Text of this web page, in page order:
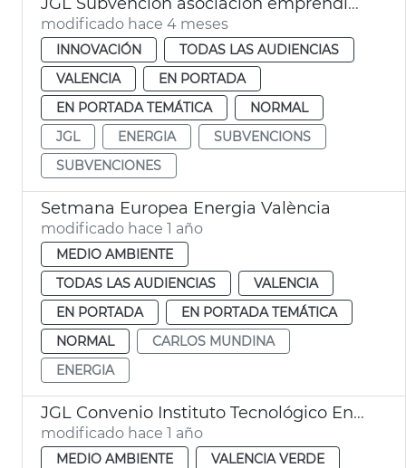
modificado hace 4 meses
INNOVACIÓN
TODAS LAS AUDIENCIAS
VALENCIA
EN PORTADA
EN PORTADA TEMÁTICA
NORMAL
JGL
ENERGIA
SUBVENCIONS
SUBVENCIONES
Setmana Europea Energia València
modificado hace 1 año
MEDIO AMBIENTE
TODAS LAS AUDIENCIAS
VALENCIA
EN PORTADA
EN PORTADA TEMÁTICA
NORMAL
CARLOS MUNDINA
ENERGIA
JGL Convenio Instituto Tecnológico Energía València
modificado hace 1 año
MEDIO AMBIENTE
VALENCIA VERDE